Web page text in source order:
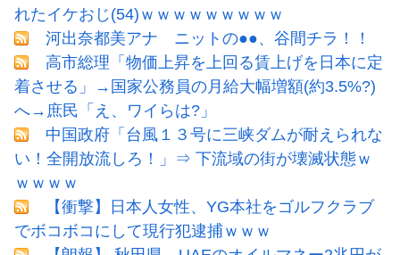
れたイケおじ(54)ｗｗｗｗｗｗｗｗｗ
河出奈都美アナ ニットの●●、谷間チラ！！
高市総理「物価上昇を上回る賃上げを日本に定
着させる」→国家公務員の月給大幅増額(約3.5%?)
へ→庶民「え、ワイらは?」
中国政府「台風１３号に三峡ダムが耐えられな
い！全開放流しろ！」⇒ 下流域の街が壊滅状態ｗ
ｗｗｗｗ
【衝撃】日本人女性、YG本社をゴルフクラブ
でボコボコにして現行犯逮捕ｗｗｗ